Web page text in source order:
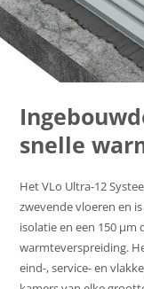
snelle
Het VLo Ultra-12
zwevende vloeren en
isolatie en een 150
warmteverspreiding.
eind-, service- en